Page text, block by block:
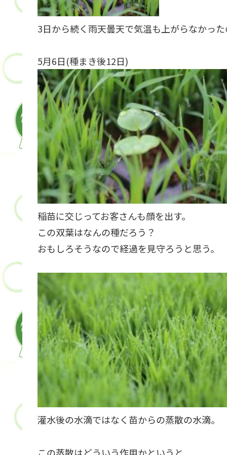
3日から続く雨天曇天で気温も上がらなかっ
5月6日(種まき後12日)
稲苗に交じってお客さんも顔を出す。
この双葉はなんの種だろう？
おもしろそうなので経過を見守ろうと思う。
灌水後の水滴ではなく苗からの蒸散の水滴。
この蒸散はどういう作用かというと